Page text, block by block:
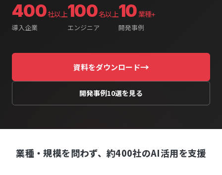
400社以上
導入企業
100名以上
エンジニア
10業種+
開発事例
資料をダウンロード→
開発事例10選を見る
業種・規模を問わず、約400社のAI活用を支援